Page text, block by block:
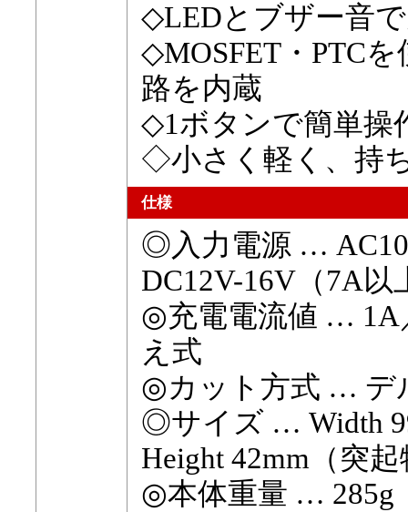
◇LEDとブザー音
◇MOSFET・PTC
路を内蔵
◇1ボタンで簡単操
◇小さく軽く、持
仕様
◎入力電源 …
DC12V-16V（7A以
◎充電電流値 …
え式
◎カット方式 … デ
◎サイズ … Width
Height 42mm（突
◎本体重量 … 285g